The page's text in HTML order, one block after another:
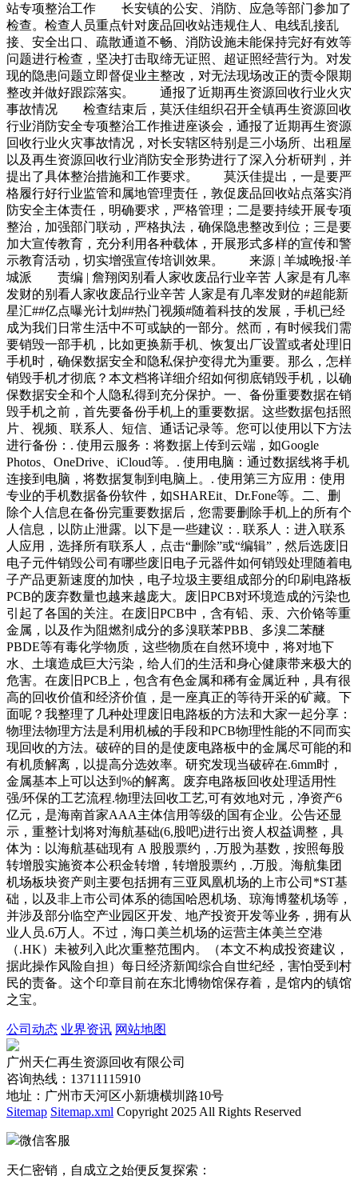
站专项整治工作 长安镇的公安、消防、应急等部门参加了
检查。检查人员重点针对废品回收站违规住人、电线乱接乱
接、安全出口、疏散通道不畅、消防设施未能保持完好有效等
问题进行检查，坚决打击取缔无证照、超证照经营行为。对发
现的隐患问题立即督促业主整改，对无法现场改正的责令限期
整改并做好跟踪落实。 通报了近期再生资源回收行业火灾
事故情况 检查结束后，莫沃佳组织召开全镇再生资源回收
行业消防安全专项整治工作推进座谈会，通报了近期再生资源
回收行业火灾事故情况，对长安辖区特别是三小场所、出租屋
以及再生资源回收行业消防安全形势进行了深入分析研判，并
提出了具体整治措施和工作要求。 莫沃佳提出，一是要严
格履行好行业监管和属地管理责任，敦促废品回收站点落实消
防安全主体责任，明确要求，严格管理；二是要持续开展专项
整治，加强部门联动，严格执法，确保隐患整改到位；三是要
加大宣传教育，充分利用各种载体，开展形式多样的宣传和警
示教育活动，切实增强宣传培训效果。 来源 | 羊城晚报·羊
城派 责编 | 詹翔闵别看人家收废品行业辛苦 人家是有几率
发财的别看人家收废品行业辛苦 人家是有几率发财的#超能新
星汇##亿点曝光计划##热门视频#随着科技的发展，手机已经
成为我们日常生活中不可或缺的一部分。然而，有时候我们需
要销毁一部手机，比如更换新手机、恢复出厂设置或者处理旧
手机时，确保数据安全和隐私保护变得尤为重要。那么，怎样
销毁手机才彻底？本文档将详细介绍如何彻底销毁手机，以确
保数据安全和个人隐私得到充分保护。一、备份重要数据在销
毁手机之前，首先要备份手机上的重要数据。这些数据包括照
片、视频、联系人、短信、通话记录等。您可以使用以下方法
进行备份：. 使用云服务：将数据上传到云端，如Google
Photos、OneDrive、iCloud等。. 使用电脑：通过数据线将手机
连接到电脑，将数据复制到电脑上。. 使用第三方应用：使用
专业的手机数据备份软件，如SHAREit、Dr.Fone等。二、删
除个人信息在备份完重要数据后，您需要删除手机上的所有个
人信息，以防止泄露。以下是一些建议：. 联系人：进入联系
人应用，选择所有联系人，点击“删除”或“编辑”，然后选废旧
电子元件销毁公司有哪些废旧电子元器件如何销毁处理随着电
子产品更新速度的加快，电子垃圾主要组成部分的印刷电路板
PCB的废弃数量也越来越庞大。废旧PCB对环境造成的污染也
引起了各国的关注。在废旧PCB中，含有铅、汞、六价铬等重
金属，以及作为阻燃剂成分的多溴联苯PBB、多溴二苯醚
PBDE等有毒化学物质，这些物质在自然环境中，将对地下
水、土壤造成巨大污染，给人们的生活和身心健康带来极大的
危害。在废旧PCB上，包含有色金属和稀有金属近种，具有很
高的回收价值和经济价值，是一座真正的等待开采的矿藏。下
面呢？我整理了几种处理废旧电路板的方法和大家一起分享：
物理法物理方法是利用机械的手段和PCB物理性能的不同而实
现回收的方法。破碎的目的是使废电路板中的金属尽可能的和
有机质解离，以提高分选效率。研究发现当破碎在.6mm时，
金属基本上可以达到%的解离。废弃电路板回收处理适用性
强/环保的工艺流程.物理法回收工艺,可有效地对元，净资产6
亿元，是海南首家AAA主体信用等级的国有企业。公告还显
示，重整计划将对海航基础(6,股吧)进行出资人权益调整，具
体为：以海航基础现有 A 股股票约，.万股为基数，按照每股
转增股实施资本公积金转增，转增股票约，.万股。海航集团
机场板块资产则主要包括拥有三亚凤凰机场的上市公司*ST基
础，以及非上市公司体系的德国哈恩机场、琼海博鳌机场等，
并涉及部分临空产业园区开发、地产投资开发等业务，拥有从
业人员.6万人。不过，海口美兰机场的运营主体美兰空港
（.HK）未被列入此次重整范围内。（本文不构成投资建议，
据此操作风险自担）每日经济新闻综合自世纪经，害怕受到村
民的责备。这个印章目前在东北博物馆保存着，是馆内的镇馆
之宝。
公司动态 业界资讯 网站地图
广州天仁再生资源回收有限公司
咨询热线：13711115910
地址：广州市天河区小新塘横圳路10号
Sitemap Sitemap.xml Copyright 2025 All Rights Reserved
微信客服
天仁密销，自成立之始便反复探索：